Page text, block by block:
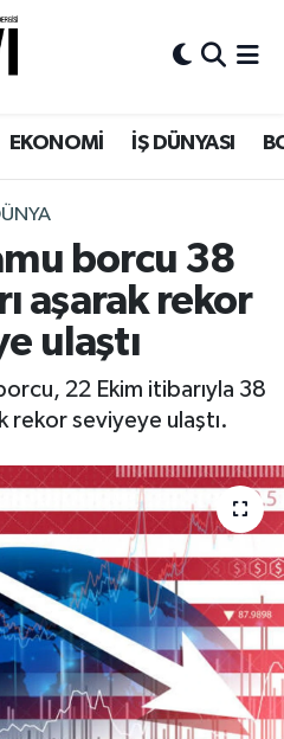
EKONOMİ İŞ DÜNYASI
borcu 38
aşarak rekor
ulaştı
22 Ekim itibarıyla 38
rekor seviyeye ulaştı.
ve Fikstür